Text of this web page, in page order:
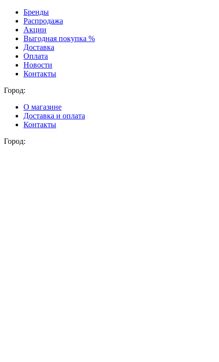
Бренды
Распродажа
Акции
Выгодная покупка %
Доставка
Оплата
Новости
Контакты
Город:
О магазине
Доставка и оплата
Контакты
Город: